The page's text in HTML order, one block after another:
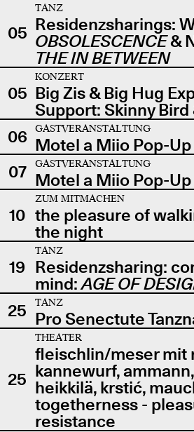
05
TANZ
Residenzsharings:
OBSOLESCENCE&
THE IN BETWEEN
05
KONZERT
Big Zis & Big Hug
Support: Skinny Bird
06
GASTVERANSTALTUNG
Motel a Miio Pop-Up
07
GASTVERANSTALTUNG
Motel a Miio Pop-Up
10
ZUM MITMACHEN
the pleasure of
the night
19
TANZ
Residenzsharing:
mind:AGE OF
25
TANZ
Pro Senectute
25
THEATER
fleischlin/meser mit
kannewurf,
heikkilä, krstić,
togetherness -
resistance